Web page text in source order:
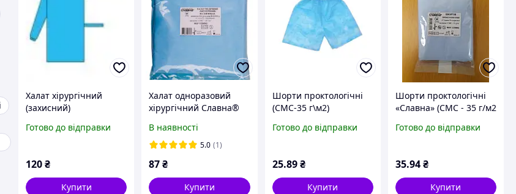
Халат хірургічний
(захисний)
довжин.150 см(р. 50-52
спанбонд-35+45г/м2),
стерильний
Готово до відправки
120₴
Купити
Халат одноразовий
хірургічний Славна®
стерильний
В наявності
5.0 (1)
87₴
Купити
Шорти проктологічні
(СМС-35 г\м2)
(50шт в уп.)
Готово до відправки
25.89 ₴
Купити
Шорти проктологічні
«Славна» (СМС - 35 г/м2
Готово до відправки
35.94₴
Купити